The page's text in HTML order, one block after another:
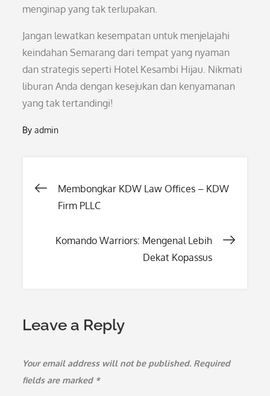
menginap yang tak terlupakan.
Jangan lewatkan kesempatan untuk menjelajahi
keindahan Semarang dari tempat yang nyaman
dan strategis seperti Hotel Kesambi Hijau. Nikmati
liburan Anda dengan kesejukan dan kenyamanan
yang tak tertandingi!
Byadmin
Post
Membongkar KDW Law Offices – KDW
Firm PLLC
Komando Warriors: Mengenal Lebih
Dekat Kopassus
Leave a Reply
Your email address will not be published. Required
fields are marked *